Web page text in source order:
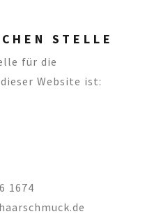
STELLE
für die
Website ist:
1674